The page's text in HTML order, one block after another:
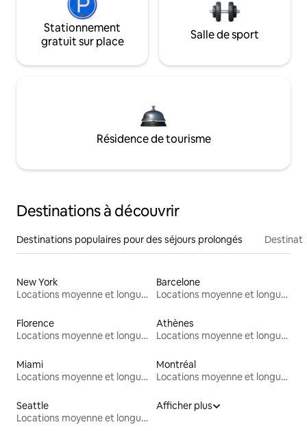
Stationnement
gratuit sur place
Salle de sport
Résidence de tourisme
Destinations à découvrir
Destinations populaires pour des séjours prolongés
New York
Locations moyenne et longue durée
Barcelone
Locations moyenne et longue durée
Florence
Locations moyenne et longue durée
Athènes
Locations moyenne et longue durée
Miami
Locations moyenne et longue durée
Montréal
Locations moyenne et longue durée
Seattle
Locations moyenne et longue durée
Afficher plus